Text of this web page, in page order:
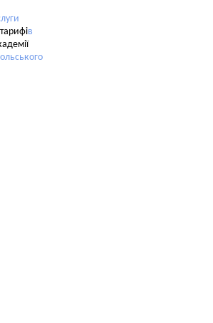
тарифів